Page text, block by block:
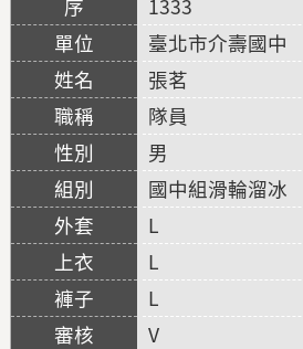
1333
臺北市介壽國中
張茗
隊員
男
國中組滑輪溜冰
L
L
L
V